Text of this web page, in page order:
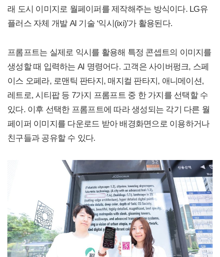
래 도시 이미지로 월페이퍼를 제작해주는 방식이다. LG유
플러스 자체 개발 AI 기술 ‘익시(ixi)’가 활용된다.
프롬프트는 실제로 익시를 활용해 특정 콘셉트의 이미지를
생성할 때 입력하는 AI 명령어다. 고객은 사이버펑크, 스페
이스 오페라, 로맨틱 판타지, 매지컬 판타지, 애니메이션,
레트로, 시티팝 등 7가지 프롬프트 중 한 가지를 선택할 수
있다. 이후 선택한 프롬프트에 따라 생성되는 각기 다른 월
페이퍼 이미지를 다운로드 받아 배경화면으로 이용하거나
친구들과 공유할 수 있다.